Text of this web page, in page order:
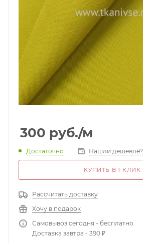
300 руб./м
Достаточно Нашли дешевле?
КУПИТЬ В 1 КЛИК
Рассчитать доставку
Хочу в подарок
Самовывоз сегодня - бесплатно
Доставка завтра - 390 ₽